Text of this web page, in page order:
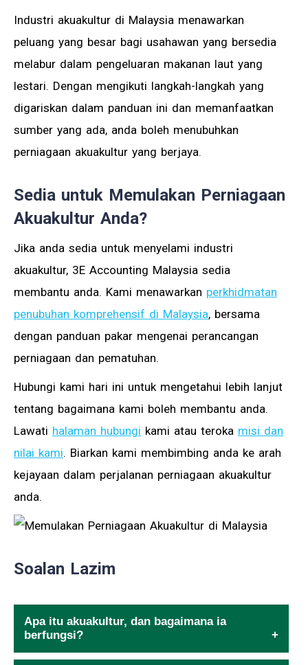
Industri akuakultur di Malaysia menawarkan
peluang yang besar bagi usahawan yang bersedia
melabur dalam pengeluaran makanan laut yang
lestari. Dengan mengikuti langkah-langkah yang
digariskan dalam panduan ini dan memanfaatkan
sumber yang ada, anda boleh menubuhkan
perniagaan akuakultur yang berjaya.
Sedia untuk Memulakan Perniagaan
Akuakultur Anda?
Jika anda sedia untuk menyelami industri
akuakultur, 3E Accounting Malaysia sedia
membantu anda. Kami menawarkan perkhidmatan
penubuhan komprehensif di Malaysia, bersama
dengan panduan pakar mengenai perancangan
perniagaan dan pematuhan.
Hubungi kami hari ini untuk mengetahui lebih lanjut
tentang bagaimana kami boleh membantu anda.
Lawati halaman hubungi kami atau teroka misi dan
nilai kami. Biarkan kami membimbing anda ke arah
kejayaan dalam perjalanan perniagaan akuakultur
anda.
Soalan Lazim
Apa itu akuakultur, dan bagaimana ia
berfungsi?